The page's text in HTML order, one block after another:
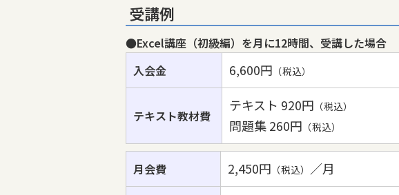
受講例
●Excel講座（初級編）を月に12時間、受講した場合
入会金
6,600円 （税込）
テキスト教材費
テキスト 920円 （税込）
問題集 260円 （税込）
月会費 2,450円 （税込） ／月